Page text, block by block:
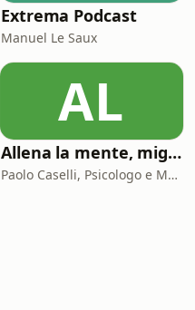
Extrema Podcast
Manuel Le Saux
AL
Allena la mente, migliora la tua vita. Psicologia, mental training e crescita personale
Paolo Caselli, Psicologo e Mental Trainer